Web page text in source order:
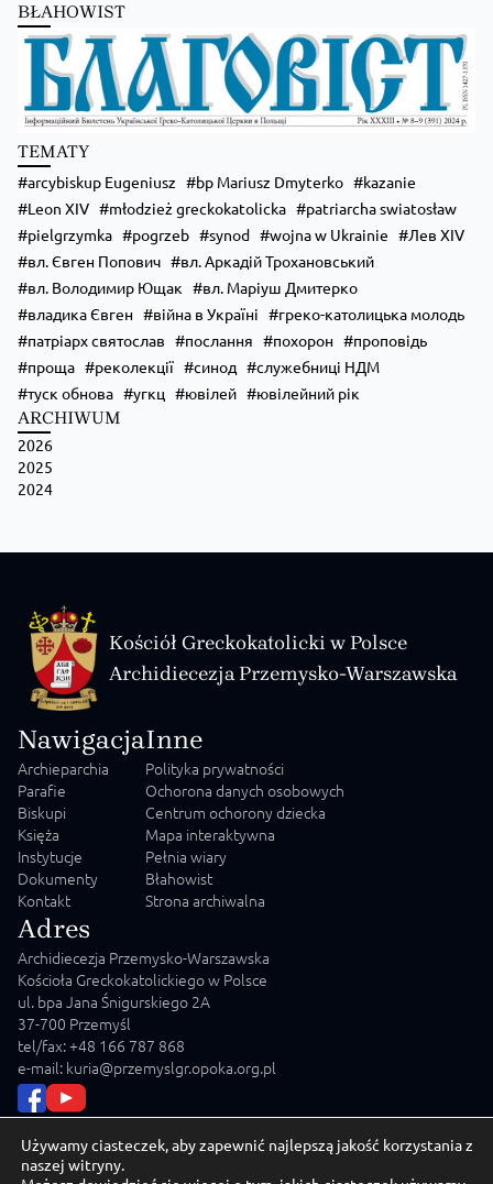
Zobacz na Facebooku · Udostępnij
BŁAHOWIST
TEMATY
arcybiskup Eugeniusz bp Mariusz Dmyterko
kazanie
Leon XIV
młodzież greckokatolicka
patriarcha swiatosław
pielgrzymka
pogrzeb synod wojna w Ukrainie
Лев XIV
вл. Євген Попович
вл. Аркадій Трохановський
вл. Володимир Ющак
вл. Маріуш Дмитерко
владика Євген
війна в Україні
греко-католицька молодь
патріарх святослав
послання похорон
проповідь
проща
реколекції синод
служебниці НДМ
туск обнова
угкц ювілей ювілейний рік
ARCHIWUM
2026
2025
2024
Kościół Greckokatolicki w Polsce
Archidiecezja Przemysko-Warszawska
Nawigacja
Archieparchia
Parafie
Biskupi
Księża
Instytucje
Dokumenty
Kontakt
Inne
Polityka prywatności
Ochorona danych osobowych
Centrum ochorony dziecka
Mapa interaktywna
Pełnia wiary
Błahowist
Strona archiwalna
Adres
Archidiecezja Przemysko-Warszawska
Kościoła Greckokatolickiego w Polsce
ul. bpa Jana Śnigurskiego 2A
37-700 Przemyśl
tel/fax: +48 166 787 868
e-mail: kuria@przemyslgr.opoka.org.pl
Używamy ciasteczek, aby zapewnić najlepszą jakość korzystania z
naszej witryny.